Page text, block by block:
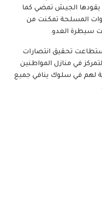
يقودها الجيش تمضي كما
المسلحة تمكنت من
سيطرة العدو.
تحقيق انتصارات
في منازل المواطنين
لهم في سلوك ينافي جميع